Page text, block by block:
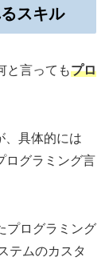
スキル
と言ってもプロ
、具体的には
ログラミング言
プログラミング
テムのカスタ